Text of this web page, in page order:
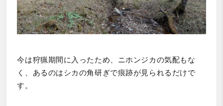
今は狩猟期間に入ったため、ニホンジカの気配もな
く、あるのはシカの角研ぎで痕跡が見られるだけで
す。